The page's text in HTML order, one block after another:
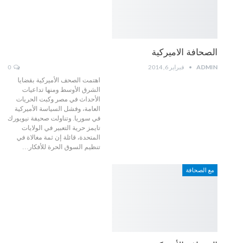
الصحافة الاميركية
ADMIN فبراير 6, 2014
اهتمت الصحف الأميركية بقضايا
الشرق الأوسط ومنها تداعيات
الأحداث في مصر وكبت الحريات
العامة، وفشل السياسة الأميركية
في سوريا. وتناولت صحيفة نيويورك
تايمز حرية التعبير في الولايات
المتحدة، قائلة إن ثمة مغالاة في
تنظيم السوق الحرة للأفكار…
مع الصحافة